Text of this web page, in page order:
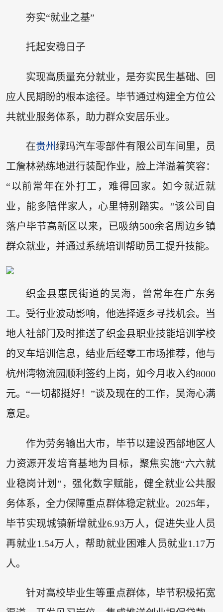
夯实“就业之基”
托起安稳日子
实现高质量充分就业，是夯实民生基础、回
应人民期盼的根本途径。毕节通过构建全方位公
共就业服务体系，助力群众安居乐业。
在贵州绿玛汽车零部件有限公司车间里，员
工詹林熟练地进行装配作业，脸上洋溢着笑容：
“以前常年在外打工，难得回家。如今就近就
业，能多陪伴家人，心里特别踏实。”该公司自
落户毕节高新区以来，已吸纳500余名周边乡镇
群众就业，并通过系统培训帮助员工提升技能。
织金县惠民街道的吴海，曾常年在广东务
工。受行业波动影响，他选择返乡寻找机会。当
地人社部门及时推送了织金县职业技能培训学校
的叉车培训信息，结业后经零工市场推荐，他与
杭州湾物流园顺利签约上岗，如今月收入约8000
元。“一切都挺好！”谈及现在的工作，吴海心满
意足。
作为劳务输出大市，毕节以建设西部地区人
力资源开发培育基地为目标，聚焦实施“六六就
业稳岗计划”，强化数字赋能，健全就业公共服
务体系，全力保障重点群体稳定就业。2025年，
毕节实现城镇新增就业6.93万人，促进失业人员
再就业1.54万人，帮助就业困难人员就业1.17万
人。
针对高校毕业生等重点群体，毕节积极拓宽